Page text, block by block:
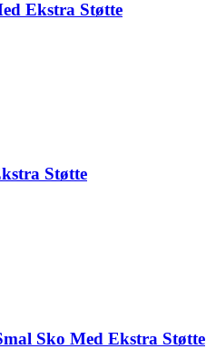
Ekstra Støtte
Støtte
Sko Med Ekstra Støtte